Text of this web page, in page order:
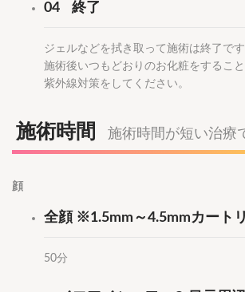
04 終了
ジェルなどを拭き取って施術は終了です
施術後いつもどおりのお化粧をするこ
紫外線対策をしてください。
施術時間 施術時間が短い治療
顔
全顔 ※1.5mm～4.5mmカート
50分